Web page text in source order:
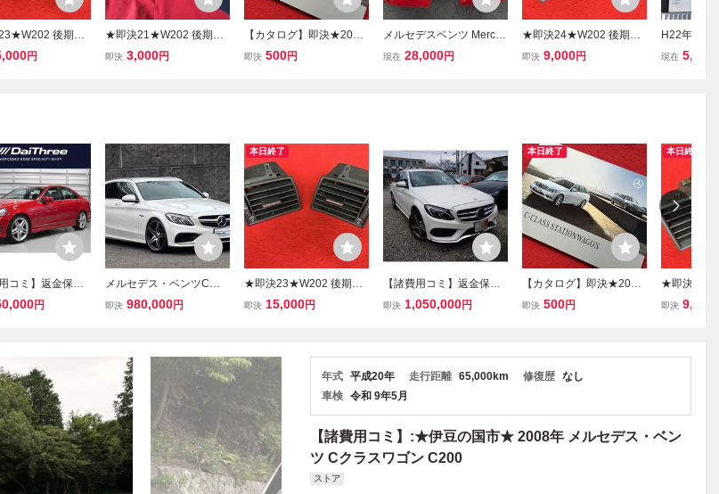
後期
純正 エア
円
★即決21★W202 後期
純正 右側 Bピラー上
即決 3,000円
【カタログ】即決★2008
年4月★W204前期★メル
即決 500円
メルセデスベンツ Merced
es Benz Cクラス W205 C
現在 28,000円
★即決24★W202 後期
ベンツ C200 純正 エア
即決 9,000円
H22年
スベンツ C
現在 5,500
用コミ】返金保証
デスベンツ C20
円
メルセデス・ベンツCク
ラスC200ワゴンスポーツ
ラー/19インチAW
即決 980,000円
本日終了
★即決23★W202 後期
ベンツ C200 純正 エア
rcedes-Benz★
即決 15,000円
【諸費用コミ】返金保証
付:【神奈川県川崎市発】
即決 1,050,000円
本日終了
【カタログ】即決★2008
年4月★W204前期★メル
即決 500円
本日終了
★即決
ベンツ
即決 9,000
年式 平成20年 走行距離 65,000km 修復歴 なし
車検 令和 9年5月
【諸費用コミ】:★伊豆の国市★ 2008年 メルセデス・ベン
ツ Cクラスワゴン C200
ストア